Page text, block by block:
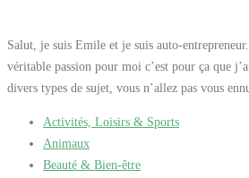
Salut, je suis Emile et je suis auto-
véritable passion pour moi c’est pour ça que
divers types de sujet, vous n’allez pas vous
Activités, Loisirs & Sports
Animaux
Beauté & Bien-être